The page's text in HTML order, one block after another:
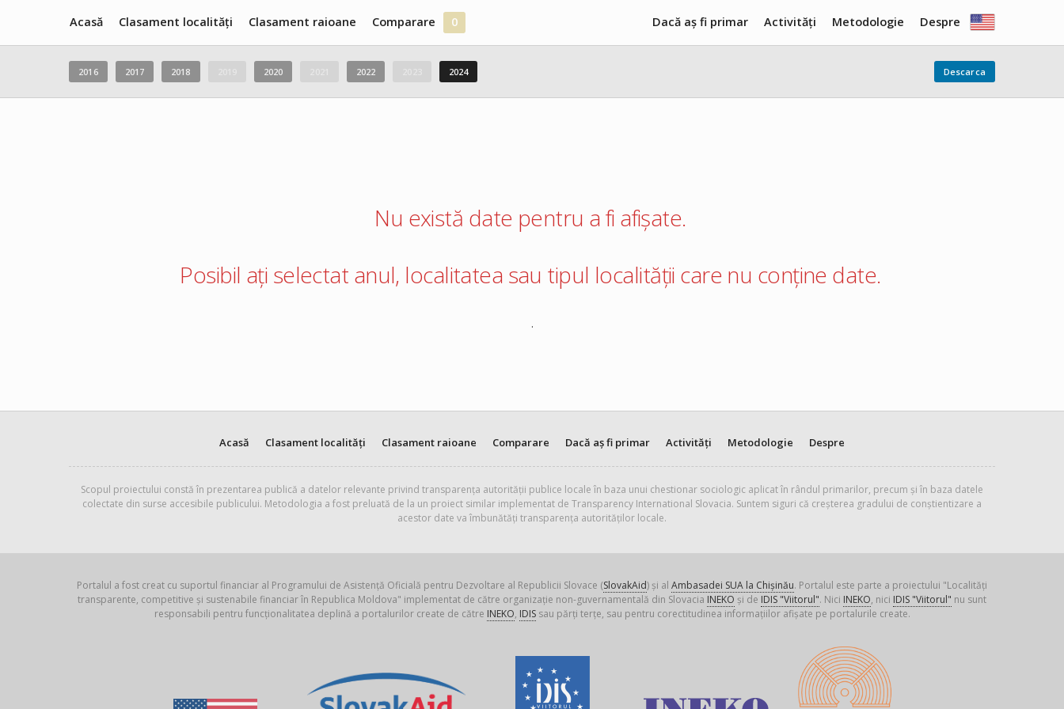
Acasă Despre
Clasament localități Metodologie
Clasament raioane Activități
Comparare 0 Dacă aș fi primar
2016 2017 2018 2020 2022 2024 Descarca
Nu există date pentru a fi afișate.
Posibil ați selectat anul, localitatea sau tipul localității care nu conține date.
.
Acasă Clasament localități Clasament raioane Comparare Dacă aș fi primar Activități Metodologie Despre
Scopul proiectului constă în prezentarea publică a datelor relevante privind transparența autorității publice locale în baza unui chestionar sociologic aplicat în rândul primarilor, precum și în baza datele
colectate din surse accesibile publicului. Metodologia a fost preluată de la un proiect similar implementat de Transparency International Slovacia. Suntem siguri că creșterea gradului de conștientizare a
acestor date va îmbunătăți transparența autorităților locale.
Portalul a fost creat cu suportul financiar al Programului de Asistență Oficială pentru Dezvoltare al Republicii Slovace (SlovakAid) și al Ambasadei SUA la Chișinău. Portalul este parte a proiectului "Localități
transparente, competitive și sustenabile financiar în Republica Moldova" implementat de către organizație non-guvernamentală din Slovacia INEKO și de IDIS "Viitorul". Nici INEKO, nici IDIS "Viitorul" nu sunt
responsabili pentru funcționalitatea deplină a portalurilor create de către INEKO, IDISsau părți terțe, sau pentru corectitudinea informațiilor afișate pe portalurile create.